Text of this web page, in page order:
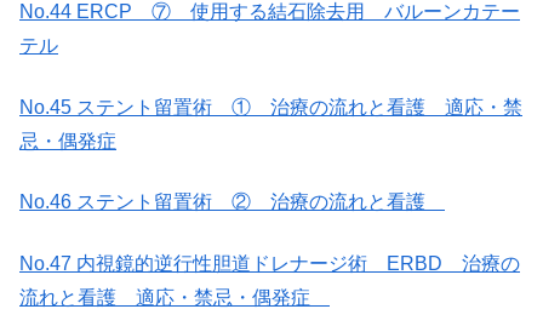
No.44 ERCP ⑦ 使用する結石除去用 バルーンカテー
テル
No.45 ステント留置術 ① 治療の流れと看護 適応・禁
忌・偶発症
No.46 ステント留置術 ② 治療の流れと看護
No.47 内視鏡的逆行性胆道ドレナージ術 ERBD 治療の
流れと看護 適応・禁忌・偶発症